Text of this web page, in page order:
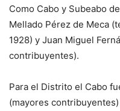
Como Cabo y Subeabo
Mellado Pérez de Meca
1928) y Juan Miguel
contribuyentes).
Para el Distrito el Cabo
(mayores